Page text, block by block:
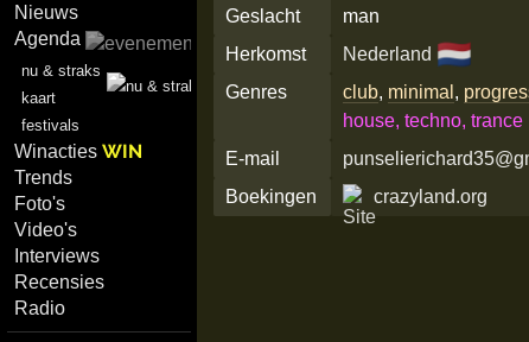
Nieuws
Agenda
nu & straks
kaart
festivals
WinactiesWIN
Trends
Foto's
Video's
Interviews
Recensies
Radio
Geslacht
man
Herkomst
Nederland 🇳🇱
Genres club, minimal ,
house, techno, trance
E-mail
Boekingen
crazyland.org